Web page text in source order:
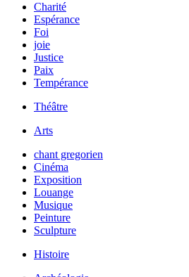
Charité
Espérance
Foi
joie
Justice
Paix
Tempérance
Théâtre
Arts
chant gregorien
Cinéma
Exposition
Louange
Musique
Peinture
Sculpture
Histoire